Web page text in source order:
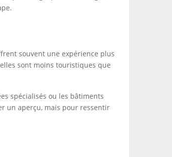
souvent une expérience plus
sont moins touristiques que
spécialisés ou les bâtiments
un aperçu, mais pour ressentir